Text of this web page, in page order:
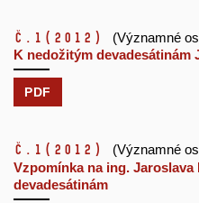
č.1 (2012)
(Významné
K nedožitým devadesátinám
PDF
č.1 (2012)
(Významné
Vzpomínka na ing.
devadesátinám